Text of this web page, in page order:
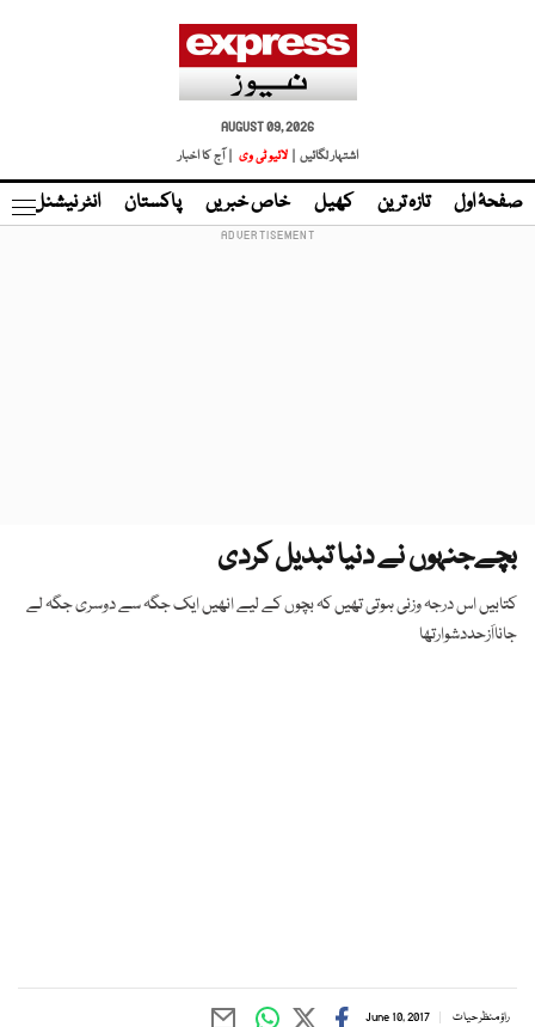
AUGUST 09, 2026
اشتہار لگائیں |
لائیو ٹی وی | آج کا اخبار
صفحۂ اول تازہ ترین کھیل خاص خبریں پاکستان انٹر نیشنل
بچےجنہوں نے دنیا تبدیل کردی
کتابیں اس درجہ وزنی ہوتی تھیں کہ بچوں کے لیے انھیں ایک جگہ سے دوسری جگہ لے
جانااَزحددشوارتھا
راؤ منظر حیات June 10, 2017